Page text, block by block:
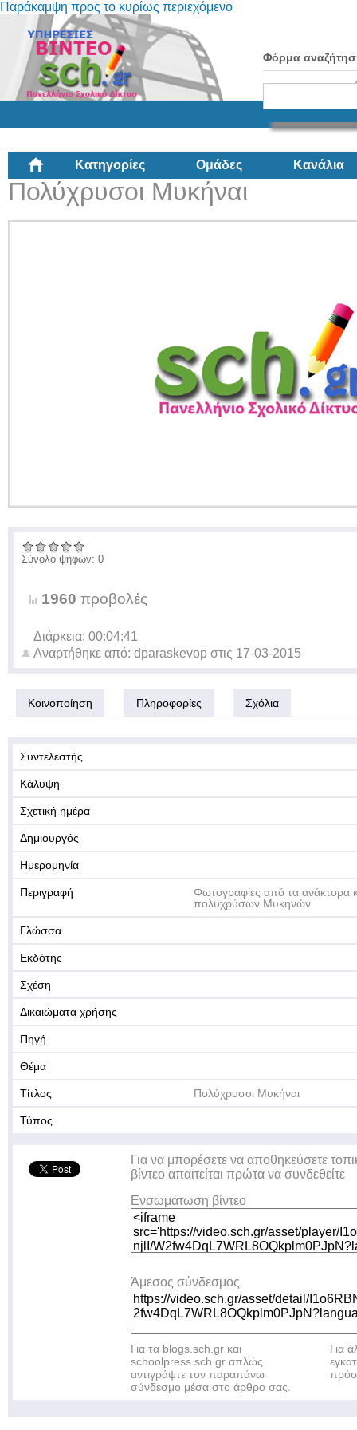
Παράκαμψη προς το κυρίως περιεχόμενο
Φόρμα
Κατηγορίες Ομάδες Κανάλια
Πολύχρυσοι Μυκήναι
Σύνολο ψήφων: 0
1960 προβολές
Διάρκεια: 00:04:41
Αναρτήθηκε από: dparaskevop στις 17-03-2015
Κοινοποίηση Πληροφορίες Σχόλια
Συντελεστής
Κάλυψη
Σχετική ημέρα
Δημιουργός
Ημερομηνία
Περιγραφή
Φωτογραφίες από τα ανάκτορα
πολυχρύσων Μυκηνών
Γλώσσα
Εκδότης
Σχέση
Δικαιώματα χρήσης
Πηγή
Θέμα
Τίτλος Πολύχρυσοι Μυκήναι
Τύπος
Για να μπορέσετε να αποθηκεύσετε
βίντεο απαιτείται πρώτα να συνδεθείτε
Ενσωμάτωση βίντεο
Άμεσος σύνδεσμος
Για τα blogs.sch.gr και
schoolpress.sch.gr απλώς
αντιγράψτε τον παραπάνω
σύνδεσμο μέσα στο άρθρο σας.
Για